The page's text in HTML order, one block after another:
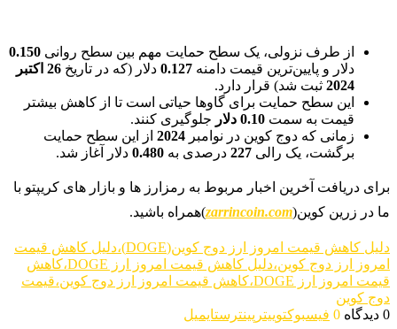
از طرف نزولی، یک سطح حمایت مهم بین سطح روانی 0.150
دلار و پایین‌ترین قیمت دامنه 0.127 دلار (که در تاریخ
26 اکتبر
2024 ثبت شد) قرار دارد.
این سطح حمایت برای گاوها حیاتی است تا از کاهش بیشتر
قیمت به سمت 0.10 دلار
جلوگیری کنند.
زمانی که دوج کوین در نوامبر 2024 از این سطح حمایت
برگشت، یک رالی 227 درصدی به 0.480 دلار آغاز شد.
برای دریافت آخرین اخبار مربوط به رمزارز ها و بازار های کریپتو با
ما در زرین کوین(zarrincoin.com)همراه باشید.
دلیل کاهش قیمت امروز ارز دوج کوین(DOGE)،دلیل کاهش قیمت
امروز ارز دوج کوین،دلیل کاهش قیمت امروز ارز DOGE،کاهش
قیمت امروز ارز DOGE،کاهش قیمت امروز ارز دوج کوین،قیمت
دوج کوین
0 دیدگاه
0 فیسبوکتوییتر پینترستایمیل